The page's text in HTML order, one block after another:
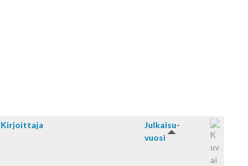
Kirjoitta­ja
Julkaisu­
vuosi